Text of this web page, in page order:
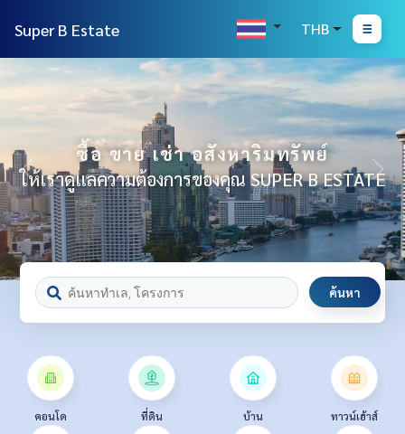
Super B Estate THB
ซื้อ ขาย เช่า อสังหาริมทรัพย์
ให้เราดูแลความต้องการของคุณ SUPER B ESTATE
ค้นหา
คอนโด ที่ดิน บ้าน ทาวน์เฮ้าส์